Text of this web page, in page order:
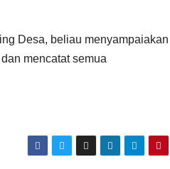
Desa, beliau menyampaiakan
mencatat semua